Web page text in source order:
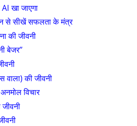
खा जाएगा
से सीखें सफलता के मंत्र
की जीवनी
बेजर”
की जीवनी
विचार
जीवनी